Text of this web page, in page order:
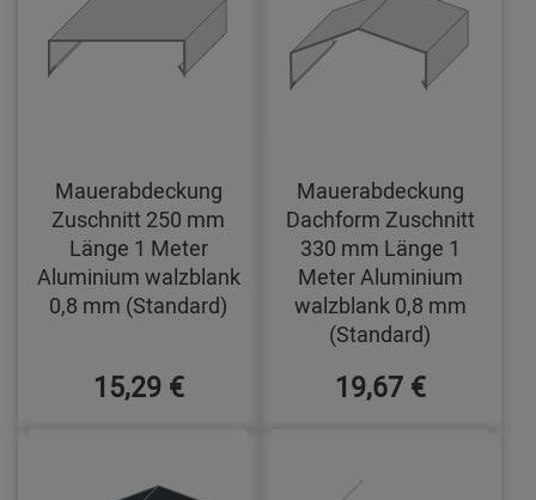
Mauerabdeckung
Zuschnitt 250 mm
Länge 1 Meter
Aluminium walzblank
0,8 mm (Standard)
15,29 €
Mauerabdeckung
Dachform Zuschnitt
330 mm Länge 1
Meter Aluminium
walzblank 0,8 mm
(Standard)
19,67 €